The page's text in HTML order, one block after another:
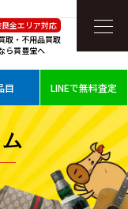
全エリア対応
取・不用品買取
ら買豊堂へ
目 LINEで無料査定